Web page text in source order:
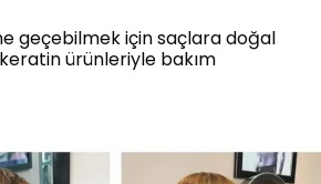
geçebilmek için saçlara doğal
ürünleriyle bakım